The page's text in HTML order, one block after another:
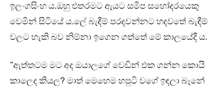
ඉලංගසිංහ ය.ඔහු එතරමට ඇයට සමීප සහෝදරයෙකු
වෙමින් සිටියේ ය.ලේ බැඳීම් පරදවන්නට හදවතේ බැඳීම්
වලට හැකි බව නිම්නා ඉගෙන ගත්තේ මේ කාලයේදී ය.
“ඇත්තටම මට අද ඔයාලගේ වෙඩින් එක ගන්න කොයි
කාලෙද කියල? මාත් මෙහෙම හපුටි වගේ ඉඳලා බෑනේ